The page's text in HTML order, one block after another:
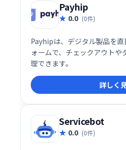
Payhip
0.0 (0件)
Payhipは、デジタル製品を
ォームで、チェックアウト
理できます。
詳しく
Servicebot
0.0 (0件)